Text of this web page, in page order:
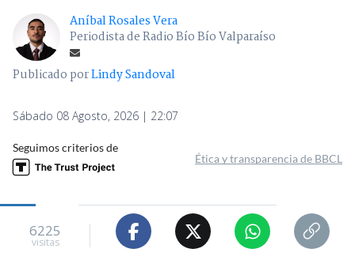
Aníbal Rosales Vera
Periodista de Radio Bío Bío Valparaíso
Publicado porLindy Sandoval
Sábado 08 Agosto, 2026 | 22:07
Seguimos criterios de
Ética y transparencia de BBCL
6225
visitas